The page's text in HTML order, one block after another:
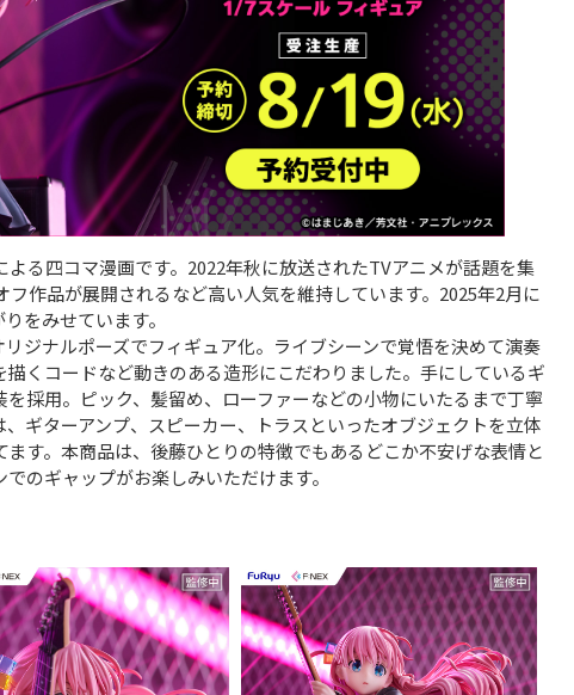
よる四コマ漫画です。2022年秋に放送されたTVアニメが話題を集
作品が展開されるなど高い人気を維持しています。2025年2月に
をみせています。
ジナルポーズでフィギュア化。ライブシーンで覚悟を決めて演奏
くコードなど動きのある造形にこだわりました。手にしているギ
採用。ピック、髪留め、ローファーなどの小物にいたるまで丁寧
ギターアンプ、スピーカー、トラスといったオブジェクトを立体
す。本商品は、後藤ひとりの特徴でもあるどこか不安げな表情と
のギャップがお楽しみいただけます。